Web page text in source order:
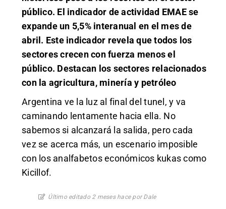
público. El indicador de actividad EMAE se
expande un 5,5% interanual en el mes de
abril. Este indicador revela que todos los
sectores crecen con fuerza menos el
público. Destacan los sectores relacionados
con la agricultura, minería y petróleo
Argentina ve la luz al final del tunel, y va
caminando lentamente hacia ella. No
sabemos si alcanzará la salida, pero cada
vez se acerca más, un escenario imposible
con los analfabetos económicos kukas como
Kicillof.
Último editado 2 meses hace por Dale